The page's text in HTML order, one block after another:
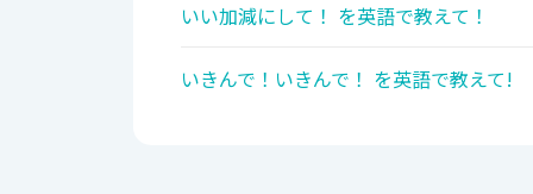
いい加減にして！ を英語で教えて！
いきんで！いきんで！ を英語で教えて!